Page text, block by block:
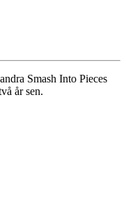
Smash Into Pieces
år sen.